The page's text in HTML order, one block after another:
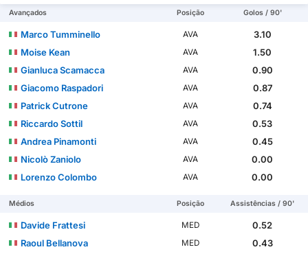
Avançados Posição Golos / 90'
Marco Tumminello AVA
3.10
Moise Kean
AVA
1.50
Gianluca Scamacca
AVA
0.90
Giacomo Raspadori
AVA
0.87
Patrick Cutrone
AVA
0.74
Riccardo Sottil
AVA
0.53
Andrea Pinamonti
AVA
0.45
Nicolò Zaniolo
AVA
0.00
Lorenzo Colombo
AVA 0.00
Médios Posição Assistências / 90'
Davide Frattesi MED
0.52
Raoul Bellanova
MED
0.43